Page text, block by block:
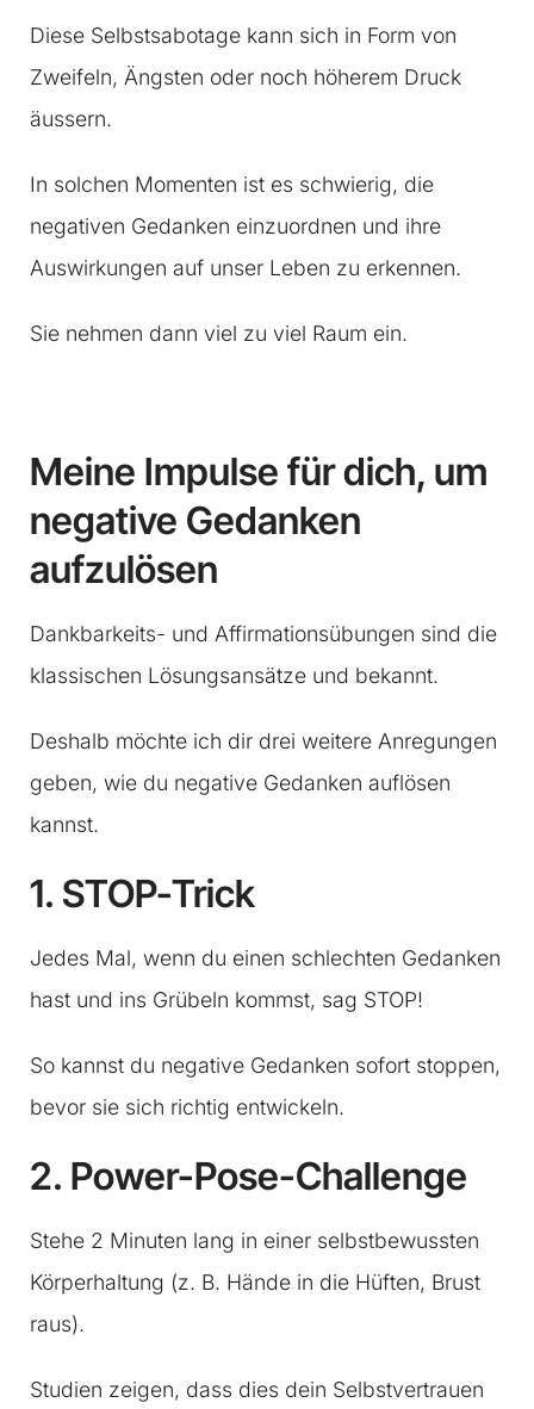
Diese Selbstsabotage kann sich in Form von
Zweifeln, Ängsten oder noch höherem Druck
äussern.
In solchen Momenten ist es schwierig, die
negativen Gedanken einzuordnen und ihre
Auswirkungen auf unser Leben zu erkennen.
Sie nehmen dann viel zu viel Raum ein.
Meine Impulse für dich, um
negative Gedanken
aufzulösen
Dankbarkeits- und Affirmationsübungen sind die
klassischen Lösungsansätze und bekannt.
Deshalb möchte ich dir drei weitere Anregungen
geben, wie du negative Gedanken auflösen
kannst.
1. STOP-Trick
Jedes Mal, wenn du einen schlechten Gedanken
hast und ins Grübeln kommst, sag STOP!
So kannst du negative Gedanken sofort stoppen,
bevor sie sich richtig entwickeln.
2. Power-Pose-Challenge
Stehe 2 Minuten lang in einer selbstbewussten
Körperhaltung (z. B. Hände in die Hüften, Brust
raus).
Studien zeigen, dass dies dein Selbstvertrauen